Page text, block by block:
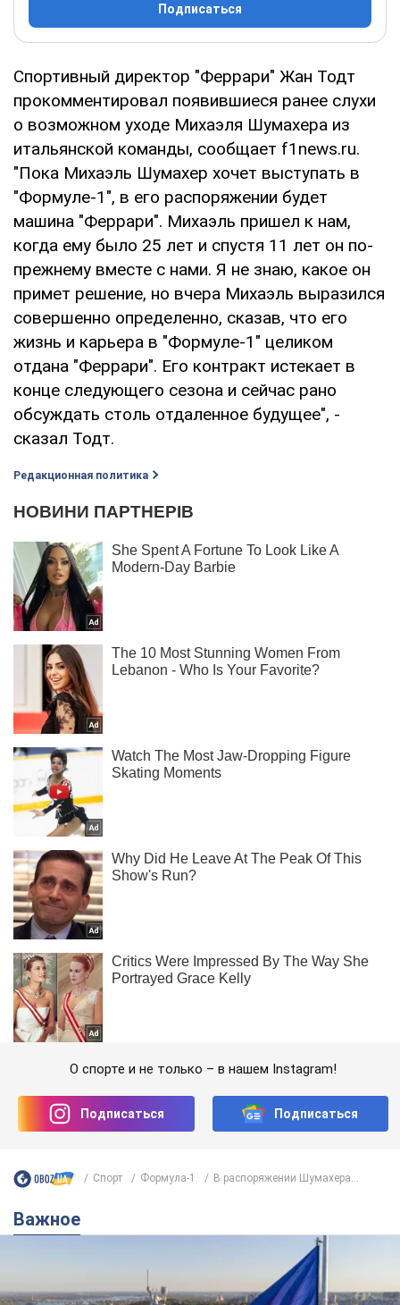
Подписаться
Спортивный директор "Феррари" Жан Тодт
прокомментировал появившиеся ранее слухи
о возможном уходе Михаэля Шумахера из
итальянской команды, сообщает f1news.ru.
"Пока Михаэль Шумахер хочет выступать в
"Формуле-1", в его распоряжении будет
машина "Феррари". Михаэль пришел к нам,
когда ему было 25 лет и спустя 11 лет он по-
прежнему вместе с нами. Я не знаю, какое он
примет решение, но вчера Михаэль выразился
совершенно определенно, сказав, что его
жизнь и карьера в "Формуле-1" целиком
отдана "Феррари". Его контракт истекает в
конце следующего сезона и сейчас рано
обсуждать столь отдаленное будущее", -
сказал Тодт.
Редакционная политика
О спорте и не только – в нашем Instagram!
Подписаться Подписаться
Спорт Формула-1 В распоряжении Шумахера...
Важное